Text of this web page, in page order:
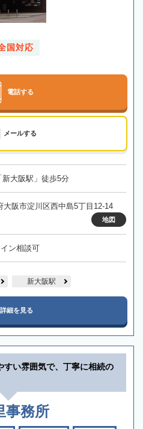
国対応
電話する
メールする
大阪駅」徒歩5分
大阪市淀川区西中島5丁目12-14
地図
ン相談可
新大阪駅
詳細を見る
すい雰囲気で、丁寧に相続の
事務所